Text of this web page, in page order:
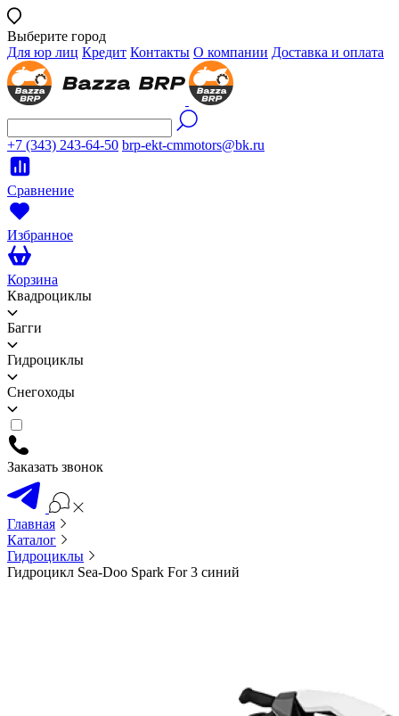
Выберите город
Для юр лиц Кредит Контакты О компании Доставка и оплата
+7 (343) 243-64-50 brp-ekt-cmmotors@bk.ru
Сравнение
Избранное
Корзина
Квадроциклы
Багги
Гидроциклы
Снегоходы
Заказать звонок
Главная
Каталог
Гидроциклы
Гидроцикл Sea-Doo Spark For 3 синий